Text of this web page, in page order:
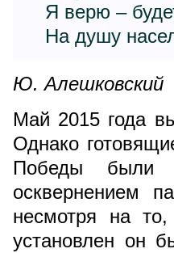
Я верю –
На душу
Ю. Алешковский
Май 2015 года
Однако
Победы были
осквернением
несмотря на
установлен он